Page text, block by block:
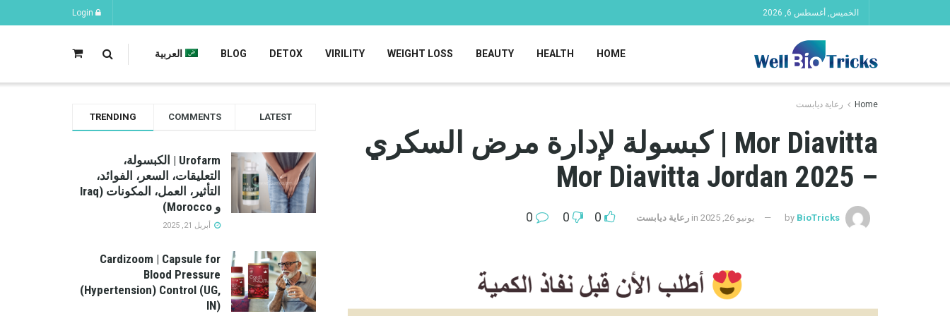
الخميس, أغسطس 6, 2026
HOME
HEALTH
BEAUTY
WEIGHT LOSS
VIRILITY
DETOX
BLOG العربية
Home رعاية ديابست
Mor Diavitta | كبسولة لإدارة مرض السكري
– Mor Diavitta Jordan 2025
by BioTricks يونيو 26, 2025 in رعاية ديابست 0
0
TRENDING COMMENTS LATEST
Urofarm | الكبسولة،
التعليقات، السعر، الفوائد،
التأثير، العمل، المكونات (Iraq
و Morocco)
أبريل 21, 2025
Cardizoom | Capsule for
Blood Pressure
(Hypertension) Control (UG,
IN)